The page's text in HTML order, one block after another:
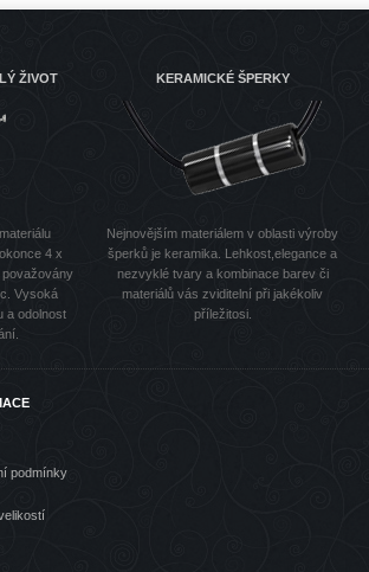
ŽIVOT
4 x
Vysoká
a odolnost
KERAMICKÉ ŠPERKY
Nejnovějším materiálem v oblasti výroby
šperků je keramika. Lehkost,elegance a
nezvyklé tvary a kombinace barev či
materiálů vás zviditelní při jakékoliv
příležitosi.
podmínky